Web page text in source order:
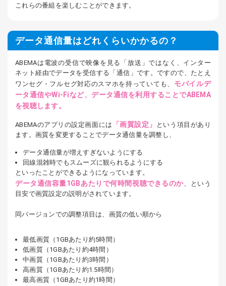
これらの番組を楽しむことができます。
データ通信量はどれくらいかかるの？
ABEMAは電波の受信で映像を見る「放送」ではなく、インター
ネット経由でデータを受信する「通信」です。ですので、たとえ
ワンセグ・フルセグ対応のスマホを持っていても、 モバイルデ
ータ通信やWi-Fiなど、データ通信を利用することでABEMA
を視聴します。
ABEMAのアプリの設定画面には 「画質設定」
という項目があり
ます。画質を変更することでデータ通信量を調整し、
データ通信量が増えすぎないようにする
回線混雑時でもスムーズに観られるようにする
といったことができるようになっています。
データ通信容量1GBあたりで何時間視聴できるのか 、という
目安で画質設定の説明がされています。
同バージョンでの調整項目は、画質の低い順から
最低画質（1GBあたり約5時間）
低画質（1GBあたり約4時間）
中画質（1GBあたり約3時間）
高画質（1GBあたり約1.5時間）
最高画質（1GBあたり約1時間）